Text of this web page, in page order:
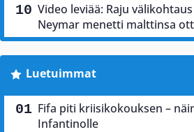
Video leviää: Raju
Neymar menetti malttinsa
Luetuimmat
Fifa piti kriisikokouksen –
Infantinolle